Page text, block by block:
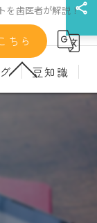
を歯医者が解説！
ちら
豆知識